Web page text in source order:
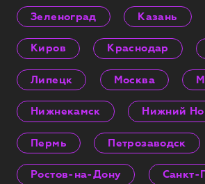
Зеленоград Казань
Киров Краснодар
Липецк Москва
Нижнекамск Нижний
Пермь Петрозаводск
Ростов-на-Дону Санкт-